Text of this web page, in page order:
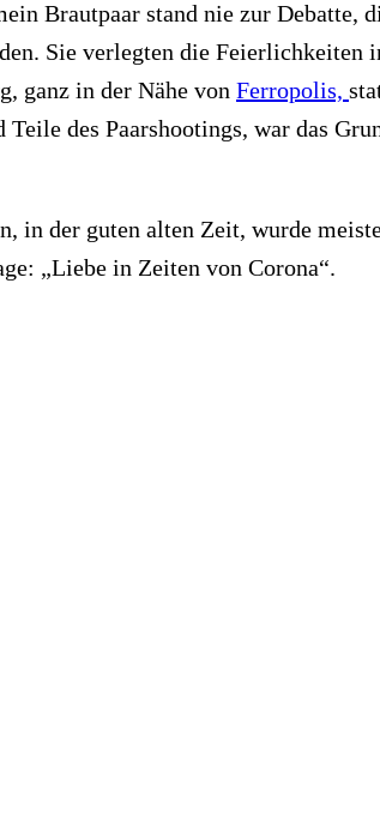
Brautpaar stand nie zur Debatte,
Sie verlegten die
ganz in der Nähe von Ferropolis,
des Paarshootings, war das
in der guten alten Zeit, wurde
„Liebe in Zeiten von Corona“.